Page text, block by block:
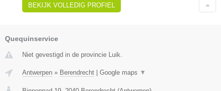
BEKIJK VOLLEDIG PROFIEL
Quequinservice
Niet gevestigd in de provincie Luik.
Antwerpen » Berendrecht Google maps ▼